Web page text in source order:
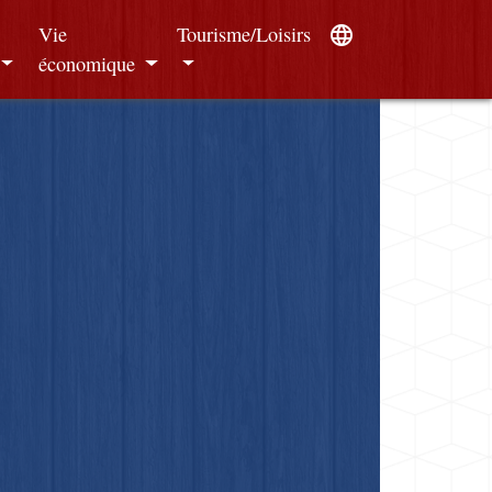
Vie
économique
Tourisme/Loisirs language